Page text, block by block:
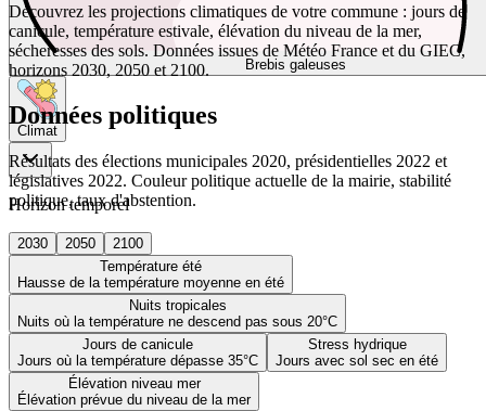
Brebis galeuses
Climat
Horizon temporel
2030 2050
2100
Température été
Hausse de la température moyenne en été
Nuits tropicales
Nuits où la température ne descend pas sous 20°C
Jours de canicule
Jours où la température dépasse 35°C
Stress hydrique
Jours avec sol sec en été
Élévation niveau mer
Élévation prévue du niveau de la mer
Découvrez les projections climatiques de votre commune : jours de
canicule, température estivale, élévation du niveau de la mer,
sécheresses des sols. Données issues de Météo France et du GIEC,
horizons 2030, 2050 et 2100.
Données politiques
Résultats des élections municipales 2020, présidentielles 2022 et
législatives 2022. Couleur politique actuelle de la mairie, stabilité
politique, taux d'abstention.